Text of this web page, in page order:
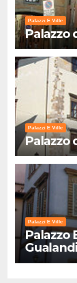
Palazzi E Ville
Palazzo
Palazzi E Ville
Palazzo
Palazzi E Ville
Palazzo
Mostre